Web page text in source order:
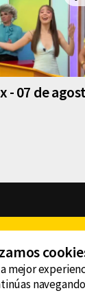
- 07 de
mejor